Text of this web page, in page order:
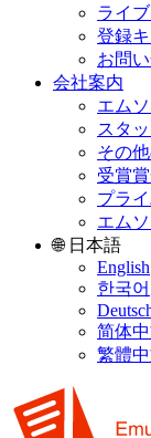
ライ
登録
お問
会社案内
エム
スタ
その
受賞
プラ
エム
🌐 日本語
English
한국어
简体
繁體